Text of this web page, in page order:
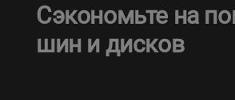
Сэкономьте на
шин и дисков